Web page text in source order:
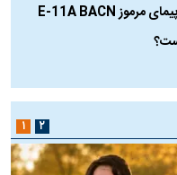
هواپیمای مرموز E-11A BACN
۱ ۲